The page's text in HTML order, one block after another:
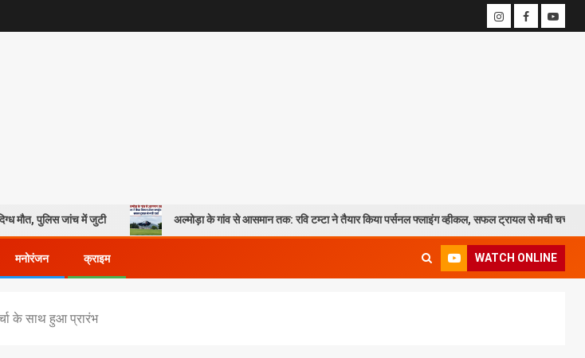
में जुटी अल्मोड़ा के गांव से आसमान तक: रवि टम्टा ने तैयार किया पर्सनल फ्लाइंग व्हीकल, सफल ट्रायल से मची चर्चा CM
मनोरंजन क्राइम WATCH ONLINE
के साथ हुआ प्रारंभ